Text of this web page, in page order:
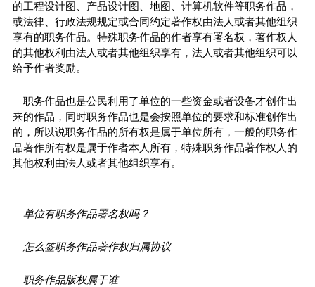
的工程设计图、产品设计图、地图、计算机软件等职务作品，
或法律、行政法规规定或合同约定著作权由法人或者其他组织
享有的职务作品。特殊职务作品的作者享有署名权，著作权人
的其他权利由法人或者其他组织享有，法人或者其他组织可以
给予作者奖励。
职务作品也是公民利用了单位的一些资金或者设备才创作出
来的作品，同时职务作品也是会按照单位的要求和标准创作出
的，所以说职务作品的所有权是属于单位所有，一般的职务作
品著作所有权是属于作者本人所有，特殊职务作品著作权人的
其他权利由法人或者其他组织享有。
单位有职务作品署名权吗？
怎么签职务作品著作权归属协议
职务作品版权属于谁